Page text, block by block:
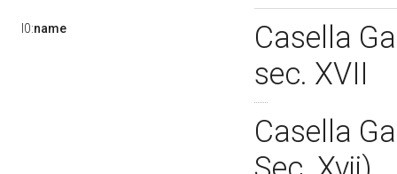
l0:name
Casella
sec. XVII
Casella